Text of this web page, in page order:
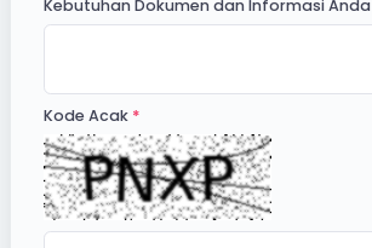
Kebutuhan Dokumen dan Informasi Anda
Kode Acak